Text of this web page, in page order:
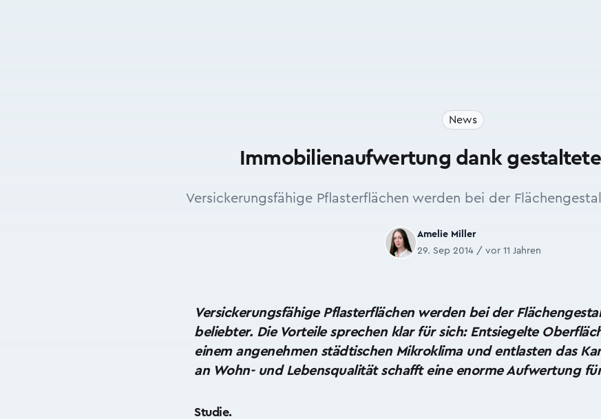
News
Immobilienaufwertung dank
Versickerungsfähige Pflasterflächen werden bei der
Amelie Miller
29. Sep 2014 / vor 11 Jahren
Versickerungsfähige Pflasterflächen werden bei der
beliebter. Die Vorteile sprechen klar für sich: Entsiegelte
einem angenehmen städtischen Mikroklima und entlasten das
an Wohn- und Lebensqualität schafft eine enorme Aufwertung
Studie.